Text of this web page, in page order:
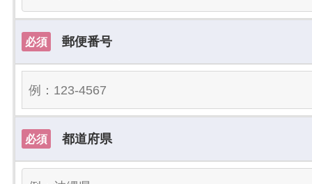
必須 郵便番号
必須 都道府県